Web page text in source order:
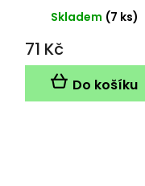
Skladem (7 ks)
71 Kč
Do košíku